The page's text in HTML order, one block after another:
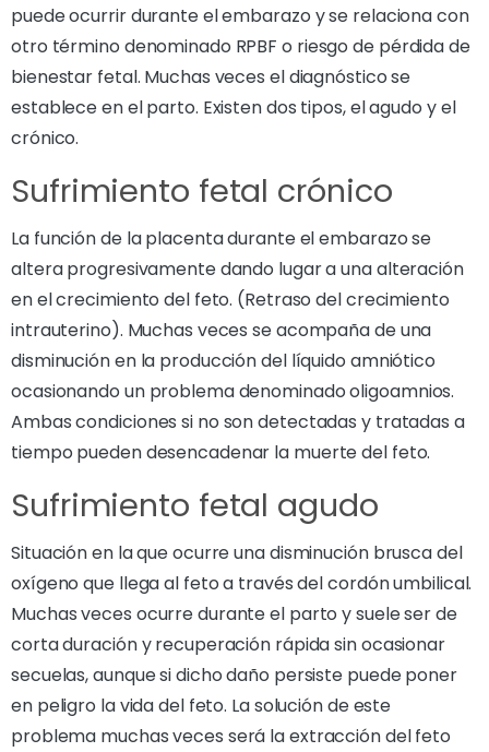
puede ocurrir durante el embarazo y se relaciona con
otro término denominado RPBF o riesgo de pérdida de
bienestar fetal. Muchas veces el diagnóstico se
establece en el parto. Existen dos tipos, el agudo y el
crónico.
Sufrimiento fetal crónico
La función de la placenta durante el embarazo se
altera progresivamente dando lugar a una alteración
en el crecimiento del feto. (Retraso del crecimiento
intrauterino). Muchas veces se acompaña de una
disminución en la producción del líquido amniótico
ocasionando un problema denominado oligoamnios.
Ambas condiciones si no son detectadas y tratadas a
tiempo pueden desencadenar la muerte del feto.
Sufrimiento fetal agudo
Situación en la que ocurre una disminución brusca del
oxígeno que llega al feto a través del cordón umbilical.
Muchas veces ocurre durante el parto y suele ser de
corta duración y recuperación rápida sin ocasionar
secuelas, aunque si dicho daño persiste puede poner
en peligro la vida del feto. La solución de este
problema muchas veces será la extracción del feto